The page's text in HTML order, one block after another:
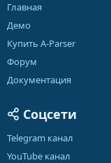
Главная
Демо
Купить A-Parser
Форум
Документация
Соцсети
Telegram канал
YouTube канал